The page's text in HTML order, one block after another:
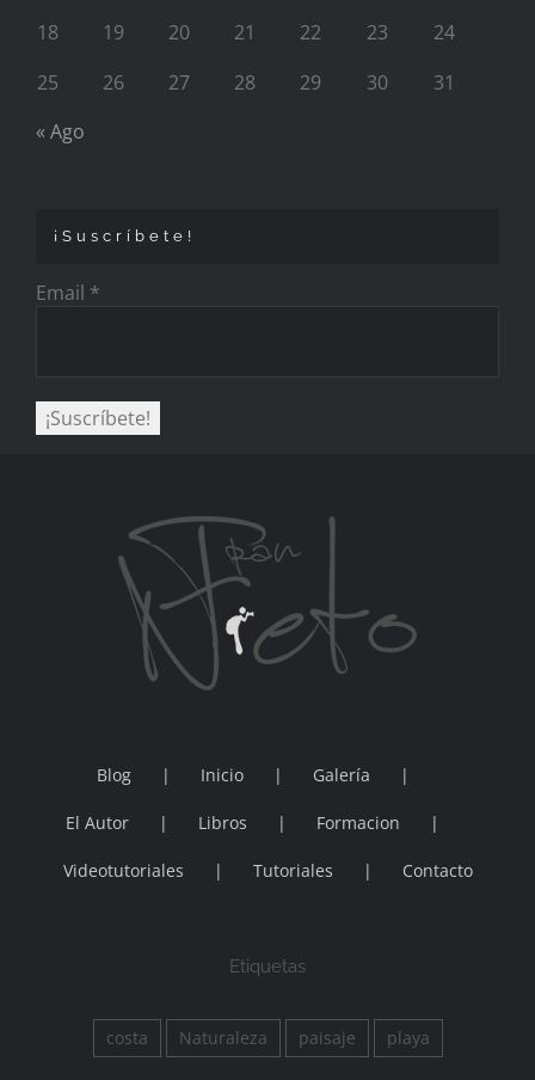
18
19 20 21 22 23
24
25
26 27 28 29 30
31
« Ago
¡Suscríbete!
Email *
Blog Inicio Galería
El Autor Libros Formacion
Videotutoriales Tutoriales Contacto
Etiquetas
costa Naturaleza paisaje playa